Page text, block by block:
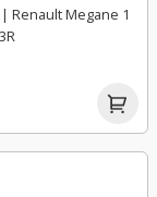
Renault Megane 1